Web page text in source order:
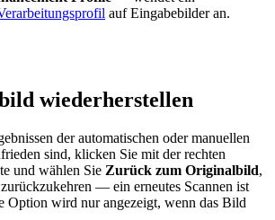
auf Eingabebilder an.
wiederherstellen
der automatischen oder manuellen
sind, klicken Sie mit der rechten
und wählen Sie Zurück zum Originalbild,
— ein erneutes Scannen ist
Option wird nur angezeigt, wenn das Bild